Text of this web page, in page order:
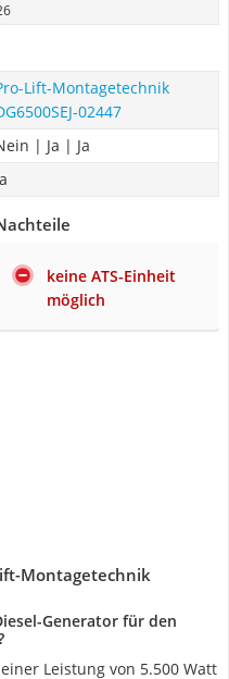
Lift-Montagetechnik
02447
| Ja | Ja
keine ATS-Einheit
möglich
Montagetechnik
Generator für den
Leistung von 5.500 Watt